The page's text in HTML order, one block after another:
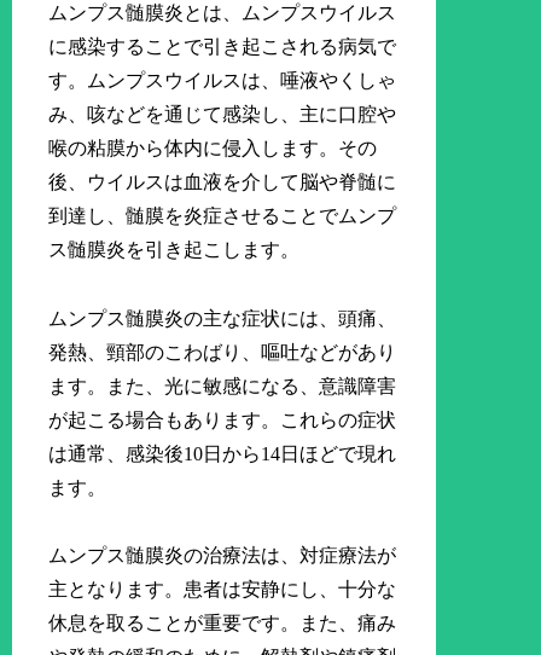
ムンプス髄膜炎とは、ムンプスウイルス
に感染することで引き起こされる病気で
す。ムンプスウイルスは、唾液やくしゃ
み、咳などを通じて感染し、主に口腔や
喉の粘膜から体内に侵入します。その
後、ウイルスは血液を介して脳や脊髄に
到達し、髄膜を炎症させることでムンプ
ス髄膜炎を引き起こします。
ムンプス髄膜炎の主な症状には、頭痛、
発熱、頸部のこわばり、嘔吐などがあり
ます。また、光に敏感になる、意識障害
が起こる場合もあります。これらの症状
は通常、感染後10日から14日ほどで現れ
ます。
ムンプス髄膜炎の治療法は、対症療法が
主となります。患者は安静にし、十分な
休息を取ることが重要です。また、痛み